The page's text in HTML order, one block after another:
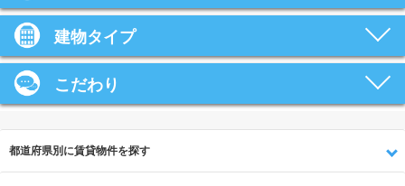
建物タイプ
こだわり
都道府県別に賃貸物件を探す